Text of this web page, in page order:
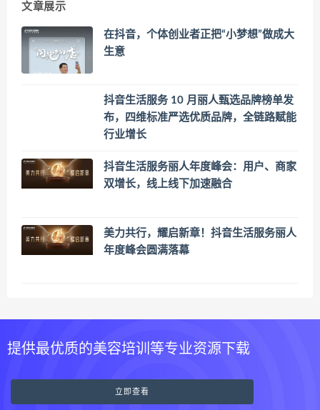
文章展示
在抖音，个体创业者正把“小梦想”做成大
生意
抖音生活服务 10 月丽人甄选品牌榜单发
布，四维标准严选优质品牌，全链路赋能
行业增长
抖音生活服务丽人年度峰会：用户、商家
双增长，线上线下加速融合
美力共行，耀启新章！抖音生活服务丽人
年度峰会圆满落幕
提供最优质的美容培训等专业资源下载
立即查看